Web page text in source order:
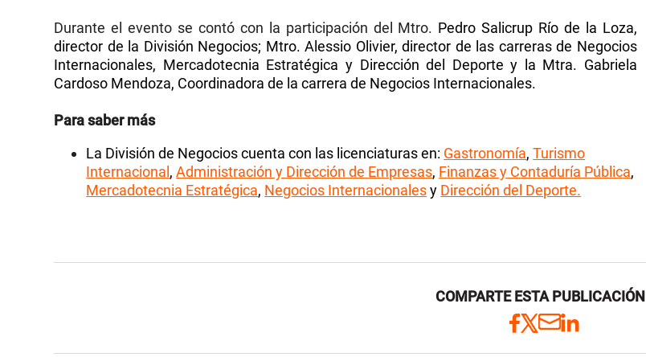
Durante el evento se contó con la participación del Mtro. Pedro Salicrup Río de la Loza,
director de la División Negocios; Mtro. Alessio Olivier, director de las carreras de Negocios
Internacionales, Mercadotecnia Estratégica y Dirección del Deporte y la Mtra. Gabriela
Cardoso Mendoza, Coordinadora de la carrera de Negocios Internacionales.
Para saber más
La División de Negocios cuenta con las licenciaturas en: Gastronomía,Turismo
Internacional,Administración y Dirección de Empresas, Finanzas y Contaduría Pública,
Mercadotecnia Estratégica, Negocios Internacionalesy Dirección del Deporte.
COMPARTE ESTA PUBLICACIÓN